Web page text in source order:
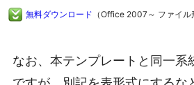
無料ダウンロード （Office 2007～ ファイル
なお、本テンプレートと同一系